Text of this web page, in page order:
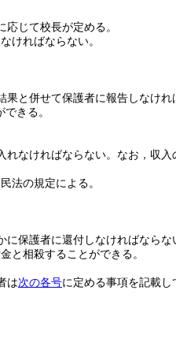
じて校長が定める。
ければならない。
と併せて保護者に報告しなけれ
きる。
なければならない。 なお，収入
法の規定による。
保護者に還付しなければならな
と相殺することができる。
は次の各号に定める事項を記載